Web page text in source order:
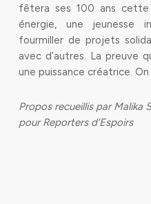
fêtera ses 100 ans cette
énergie, une jeunesse
fourmiller de projets
avec d’autres. La preuve
une puissance créatrice.
Propos recueillis par Malika
pour Reporters d’Espoirs